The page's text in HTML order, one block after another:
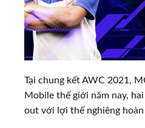
Tại chung kết AWC 2021,
Mobile thế giới năm nay,
out với lợi thế nghiêng